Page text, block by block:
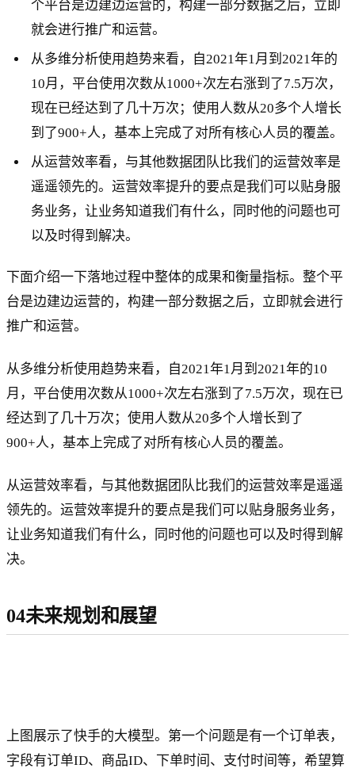
个平台是边建边运营的，构建一部分数据之后，立即
就会进行推广和运营。
从多维分析使用趋势来看，自2021年1月到2021年的
10月，平台使用次数从1000+次左右涨到了7.5万次，
现在已经达到了几十万次；使用人数从20多个人增长
到了900+人，基本上完成了对所有核心人员的覆盖。
从运营效率看，与其他数据团队比我们的运营效率是
遥遥领先的。运营效率提升的要点是我们可以贴身服
务业务，让业务知道我们有什么，同时他的问题也可
以及时得到解决。
下面介绍一下落地过程中整体的成果和衡量指标。整个平
台是边建边运营的，构建一部分数据之后，立即就会进行
推广和运营。
从多维分析使用趋势来看，自2021年1月到2021年的10
月，平台使用次数从1000+次左右涨到了7.5万次，现在已
经达到了几十万次；使用人数从20多个人增长到了
900+人，基本上完成了对所有核心人员的覆盖。
从运营效率看，与其他数据团队比我们的运营效率是遥遥
领先的。运营效率提升的要点是我们可以贴身服务业务，
让业务知道我们有什么，同时他的问题也可以及时得到解
决。
04未来规划和展望
上图展示了快手的大模型。第一个问题是有一个订单表，
字段有订单ID、商品ID、下单时间、支付时间等，希望算